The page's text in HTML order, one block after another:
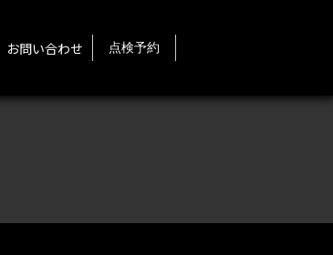
お問い合わせ 点検予約